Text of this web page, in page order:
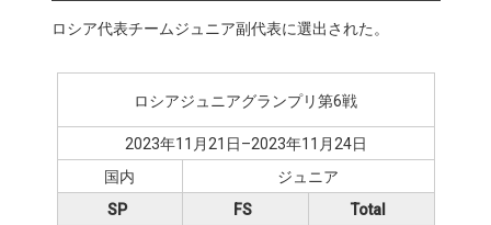
ロシア代表チームジュニア副代表に選出された。
ロシアジュニアグランプリ第6戦
2023年11月21日–2023年11月24日
国内
ジュニア
SP
FS
Total